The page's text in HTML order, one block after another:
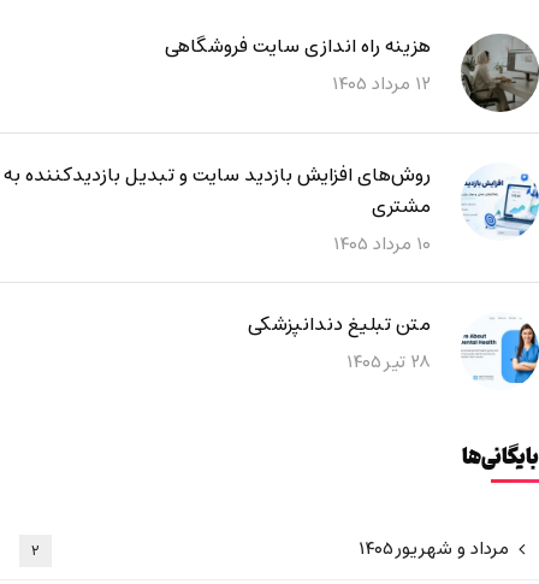
هزینه راه اندازی سایت فروشگاهی
۱۲ مرداد ۱۴۰۵
روش‌های افزایش بازدید سایت و تبدیل بازدیدکننده به
مشتری
۱۰ مرداد ۱۴۰۵
متن تبلیغ دندانپزشکی
۲۸ تیر ۱۴۰۵
بایگانی‌ها
مرداد و شهریور ۱۴۰۵ ۲